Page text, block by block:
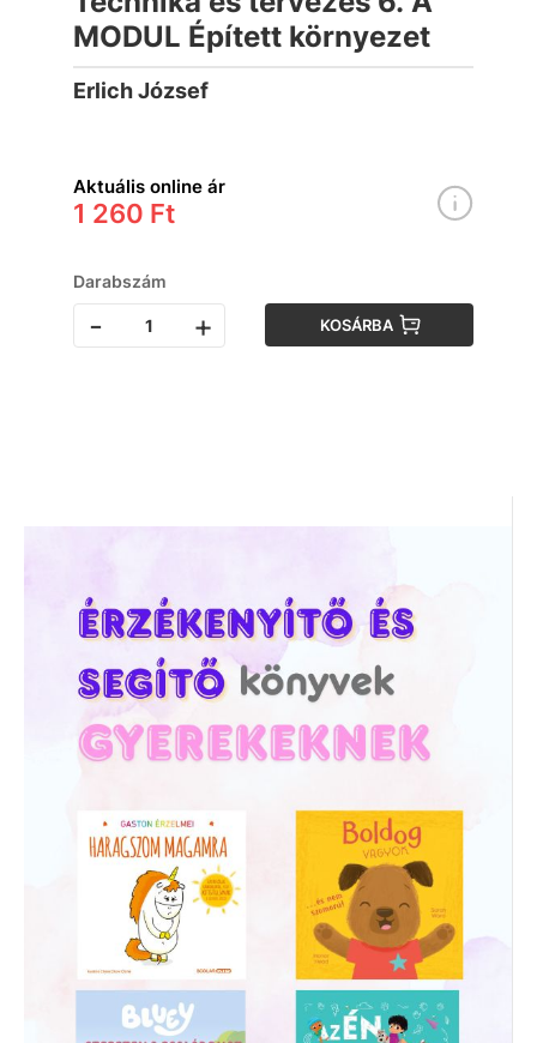
MODUL Épített környezet
Erlich József
Aktuális online ár
1 260 Ft
Darabszám
- + KOSÁRBA